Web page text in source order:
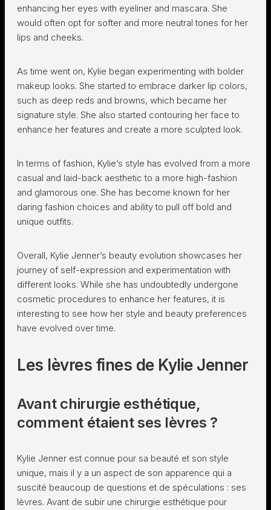
enhancing her eyes with eyeliner and mascara. She
would often opt for softer and more neutral tones for her
lips and cheeks.
As time went on, Kylie began experimenting with bolder
makeup looks. She started to embrace darker lip colors,
such as deep reds and browns, which became her
signature style. She also started contouring her face to
enhance her features and create a more sculpted look.
In terms of fashion, Kylie’s style has evolved from a more
casual and laid-back aesthetic to a more high-fashion
and glamorous one. She has become known for her
daring fashion choices and ability to pull off bold and
unique outfits.
Overall, Kylie Jenner’s beauty evolution showcases her
journey of self-expression and experimentation with
different looks. While she has undoubtedly undergone
cosmetic procedures to enhance her features, it is
interesting to see how her style and beauty preferences
have evolved over time.
Les lèvres fines de Kylie Jenner
Avant chirurgie esthétique,
comment étaient ses lèvres ?
Kylie Jenner est connue pour sa beauté et son style
unique, mais il y a un aspect de son apparence qui a
suscité beaucoup de questions et de spéculations : ses
lèvres. Avant de subir une chirurgie esthétique pour